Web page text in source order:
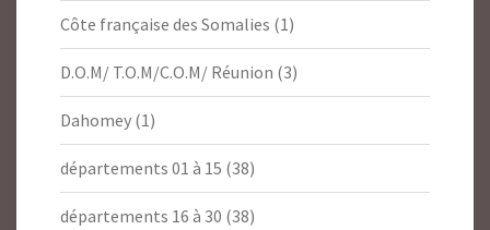
Côte française des Somalies (1)
D.O.M/ T.O.M/C.O.M/ Réunion (3)
Dahomey (1)
départements 01 à 15 (38)
départements 16 à 30 (38)